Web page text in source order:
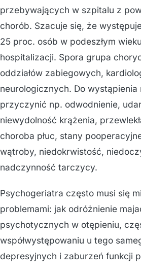
przebywających w szpitalu z
chorób. Szacuje się, że
25 proc. osób w podeszłym
hospitalizacji. Spora grupa
oddziałów zabiegowych,
neurologicznych. Do wystąpienia
przyczynić np. odwodnienie,
niewydolność krążenia,
choroba płuc, stany
wątroby, niedokrwistość,
nadczynność tarczycy.
Psychogeriatra często musi się
problemami: jak odróżnienie
psychotycznych w otępieniu,
współwystępowaniu u tego
depresyjnych i zaburzeń funkcji